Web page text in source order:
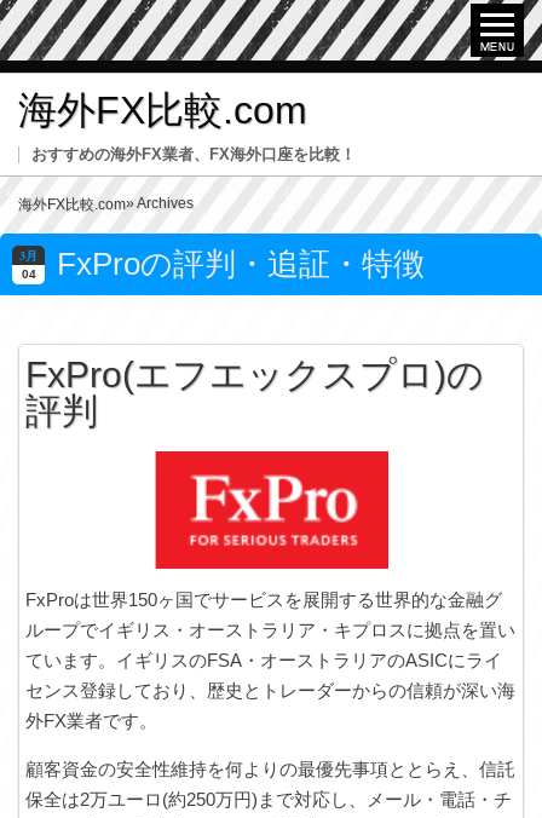
海外FX比較.com
おすすめの海外FX業者、FX海外口座を比較！
海外FX比較.com» Archives
3月
04 FxProの評判・追証・特徴
FxPro(エフエックスプロ)の
評判
FxProは世界150ヶ国でサービスを展開する世界的な金融グ
ループでイギリス・オーストラリア・キプロスに拠点を置い
ています。イギリスのFSA・オーストラリアのASICにライ
センス登録しており、歴史とトレーダーからの信頼が深い海
外FX業者です。
顧客資金の安全性維持を何よりの最優先事項ととらえ、信託
保全は2万ユーロ(約250万円)まで対応し、メール・電話・チ